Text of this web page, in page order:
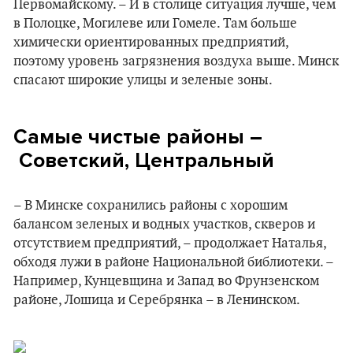
Первомайскому. – И в столице ситуация лучше, чем
в Полоцке, Могилеве или Гомеле. Там больше
химически ориентированных предприятий,
поэтому уровень загрязнения воздуха выше. Минск
спасают широкие улицы и зеленые зоны.
Самые чистые районы –
Советский, Центральный
– В Минске сохранились районы с хорошим
балансом зеленых и водных участков, скверов и
отсутствием предприятий, – продолжает Наталья,
обходя лужи в районе Национальной библиотеки. –
Например, Кунцевщина и Запад во Фрунзенском
районе, Лошица и Серебрянка – в Ленинском.